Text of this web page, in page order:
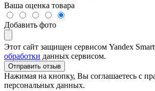
Ваша оценка товара
Добавить фото
Этот сайт защищен сервисом Yandex
обработки данных сервисом.
Отправить отзыв
Нажимая на кнопку, Вы соглашаетесь с
персональных данных.